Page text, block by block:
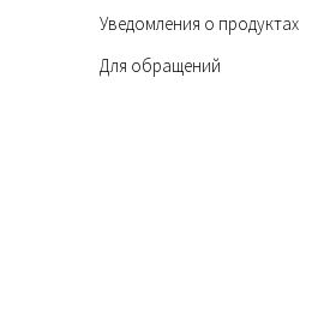
Уведомления о продуктах
Для обращений